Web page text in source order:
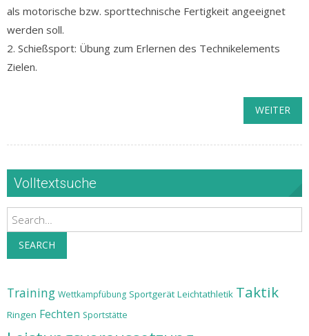
als motorische bzw. sporttechnische Fertigkeit angeeignet
werden soll.
2. Schießsport: Übung zum Erlernen des Technikelements
Zielen.
WEITER
Volltextsuche
Search
SEARCH
Training Wettkampfübung Sportgerät Leichtathletik Taktik
Ringen Fechten Sportstätte